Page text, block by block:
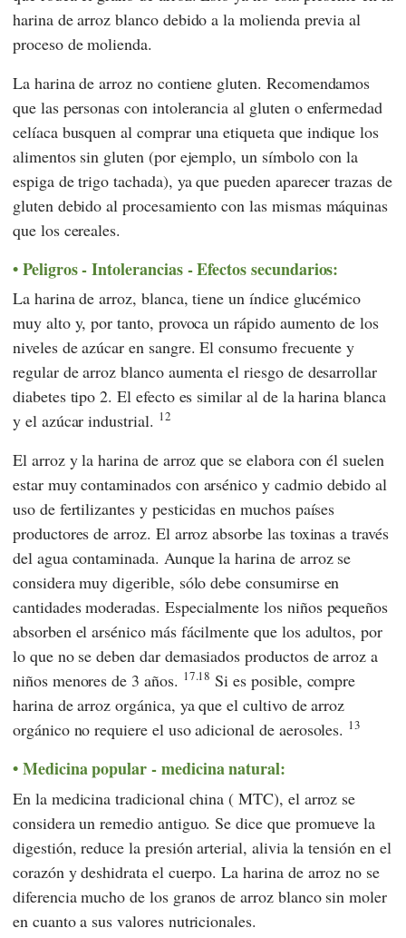
harina de arroz blanco debido a la molienda previa al
proceso de molienda.
La harina de arroz no contiene gluten. Recomendamos
que las personas con intolerancia al gluten o enfermedad
celíaca busquen al comprar una etiqueta que indique los
alimentos sin gluten (por ejemplo, un símbolo con la
espiga de trigo tachada), ya que pueden aparecer trazas de
gluten debido al procesamiento con las mismas máquinas
que los cereales.
Peligros - Intolerancias - Efectos secundarios:
La harina de arroz, blanca, tiene un índice glucémico
muy alto y, por tanto, provoca un rápido aumento de los
niveles de azúcar en sangre. El consumo frecuente y
regular de arroz blanco aumenta el riesgo de desarrollar
diabetes tipo 2. El efecto es similar al de la harina blanca
y el azúcar industrial. 12
El arroz y la harina de arroz que se elabora con él suelen
estar muy contaminados con arsénico y cadmio debido al
uso de fertilizantes y pesticidas en muchos países
productores de arroz. El arroz absorbe las toxinas a través
del agua contaminada. Aunque la harina de arroz se
considera muy digerible, sólo debe consumirse en
cantidades moderadas. Especialmente los niños pequeños
absorben el arsénico más fácilmente que los adultos, por
lo que no se deben dar demasiados productos de arroz a
niños menores de 3 años. 17.18 Si es posible, compre
harina de arroz orgánica, ya que el cultivo de arroz
orgánico no requiere el uso adicional de aerosoles. 13
Medicina popular - medicina natural:
En la medicina tradicional china (MTC), el arroz se
considera un remedio antiguo. Se dice que promueve la
digestión, reduce la presión arterial, alivia la tensión en el
corazón y deshidrata el cuerpo. La harina de arroz no se
diferencia mucho de los granos de arroz blanco sin moler
en cuanto a sus valores nutricionales.